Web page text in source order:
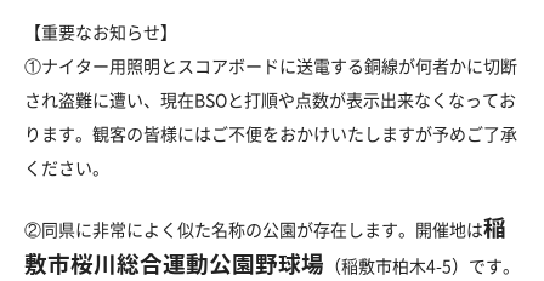
【重要なお知らせ】
①ナイター用照明とスコアボードに送電する銅線が何者かに切断
され盗難に遭い、現在BSOと打順や点数が表示出来なくなってお
ります。観客の皆様にはご不便をおかけいたしますが予めご了承
ください。
②同県に非常によく似た名称の公園が存在します。開催地は稲
敷市桜川総合運動公園野球場 （稲敷市柏木4-5）です。